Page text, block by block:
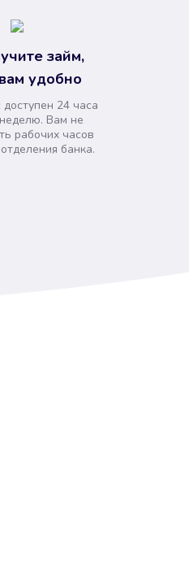
займ,
удобно
24 часа
Вам не
рабочих часов
банка.